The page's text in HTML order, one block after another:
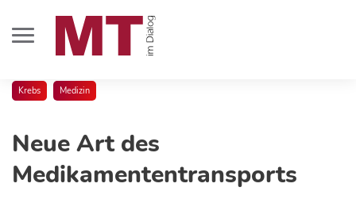
Krebs Medizin
Neue Art des
Medikamententransports